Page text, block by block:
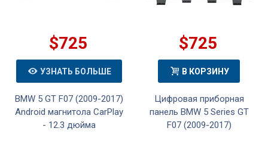
$725
УЗНАТЬ БОЛЬШЕ
BMW 5 GT F07 (2009-2017)
Android магнитола CarPlay
- 12.3 дюйма
$725
В КОРЗИНУ
Цифровая приборная
панель BMW 5 Series GT
F07 (2009-2017)